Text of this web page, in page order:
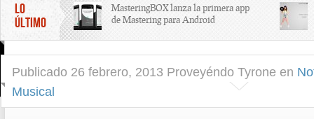
LO
ÚLTIMO
MasteringBOX lanza la primera app
de Mastering para Android
line gratis!
Korg lanza SDD-3000, el nuevo
Publicado 26 febrero, 2013 Proveyéndo Tyrone en
Musical